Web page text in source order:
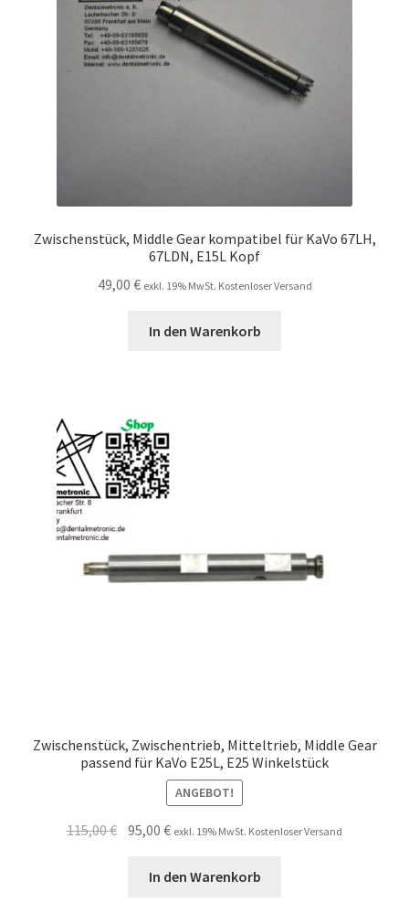
Zwischenstück, Middle Gear kompatibel für KaVo 67LH,
67LDN, E15L Kopf
49,00 € exkl. 19% MwSt. Kostenloser Versand
In den Warenkorb
Zwischenstück, Zwischentrieb, Mitteltrieb, Middle Gear
passend für KaVo E25L, E25 Winkelstück
ANGEBOT!
115,00€ Ursprünglicher
95,00€Aktueller
ist:
exkl. 19% MwSt. Kostenloser Versand
In den Warenkorb